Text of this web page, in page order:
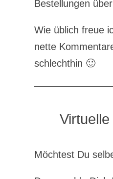
Bestellungen
Wie üblich freue
nette
schlechthin 🙂
Möchtest Du